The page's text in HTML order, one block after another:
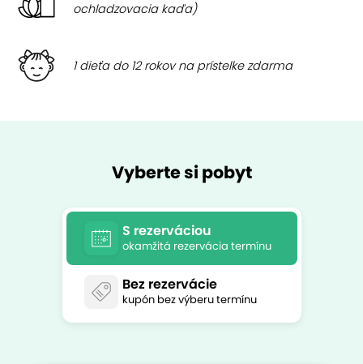
ochladzovacia kaďa)
1 dieťa do 12 rokov na prístelke zdarma
Vyberte si pobyt
S rezerváciou
okamžitá rezervácia termínu
Bez rezervácie
kupón bez výberu termínu